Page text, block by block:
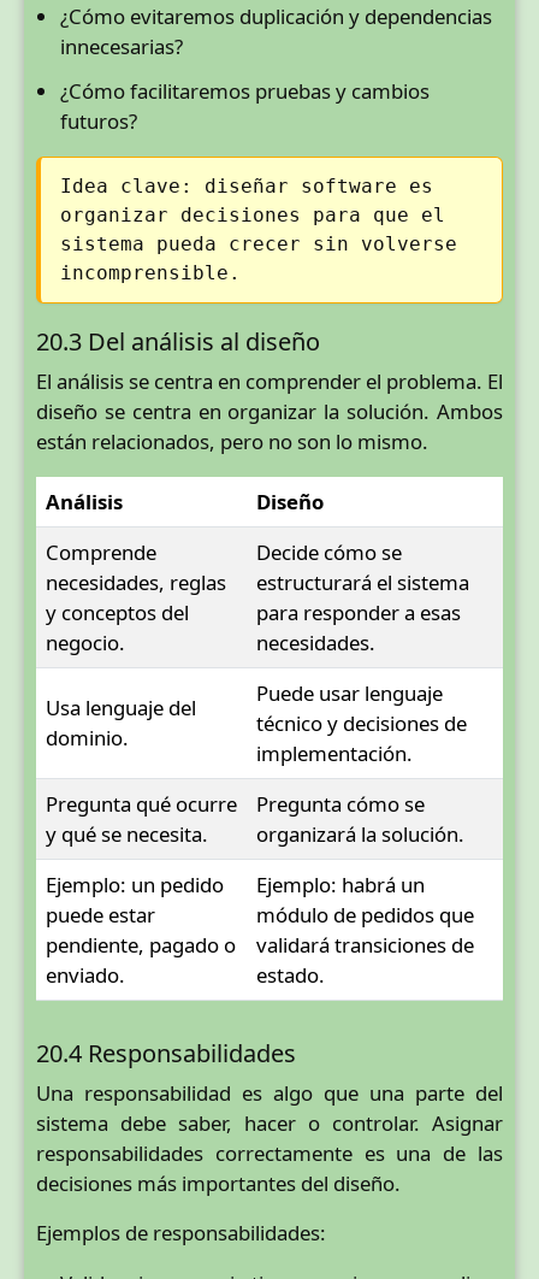
¿Cómo evitaremos duplicación y dependencias
innecesarias?
¿Cómo facilitaremos pruebas y cambios
futuros?
Idea clave: diseñar software es
organizar decisiones para que el
sistema pueda crecer sin volverse
incomprensible.
20.3 Del análisis al diseño
El análisis se centra en comprender el problema. El
diseño se centra en organizar la solución. Ambos
están relacionados, pero no son lo mismo.
Análisis
Diseño
Comprende
necesidades, reglas
y conceptos del
negocio.
Decide cómo se
estructurará el sistema
para responder a esas
necesidades.
Usa lenguaje del
dominio.
Puede usar lenguaje
técnico y decisiones de
implementación.
Pregunta qué ocurre
y qué se necesita.
Pregunta cómo se
organizará la solución.
Ejemplo: un pedido
puede estar
pendiente, pagado o
enviado.
Ejemplo: habrá un
módulo de pedidos que
validará transiciones de
estado.
20.4 Responsabilidades
Una responsabilidad es algo que una parte del
sistema debe saber, hacer o controlar. Asignar
responsabilidades correctamente es una de las
decisiones más importantes del diseño.
Ejemplos de responsabilidades: